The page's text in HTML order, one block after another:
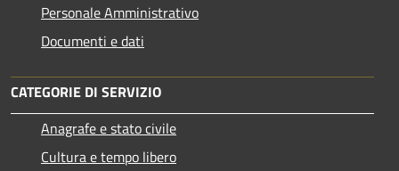
Personale Amministrativo
Documenti e dati
CATEGORIE DI SERVIZIO
Anagrafe e stato civile
Cultura e tempo libero